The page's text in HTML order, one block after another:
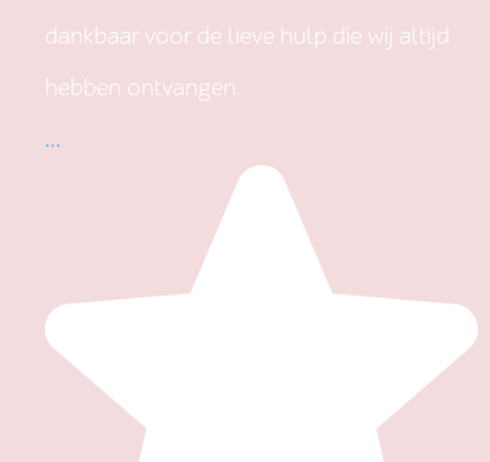
dankbaar voor de lieve hulp die wij altijd
hebben ontvangen.
...